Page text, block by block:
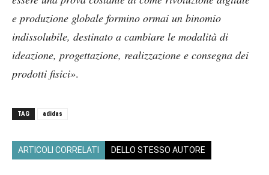
e produzione globale formino ormai un binomio
indissolubile, destinato a cambiare le modalità di
ideazione, progettazione, realizzazione e consegna dei
prodotti fisici».
TAG adidas
ARTICOLI CORRELATI DELLO STESSO AUTORE